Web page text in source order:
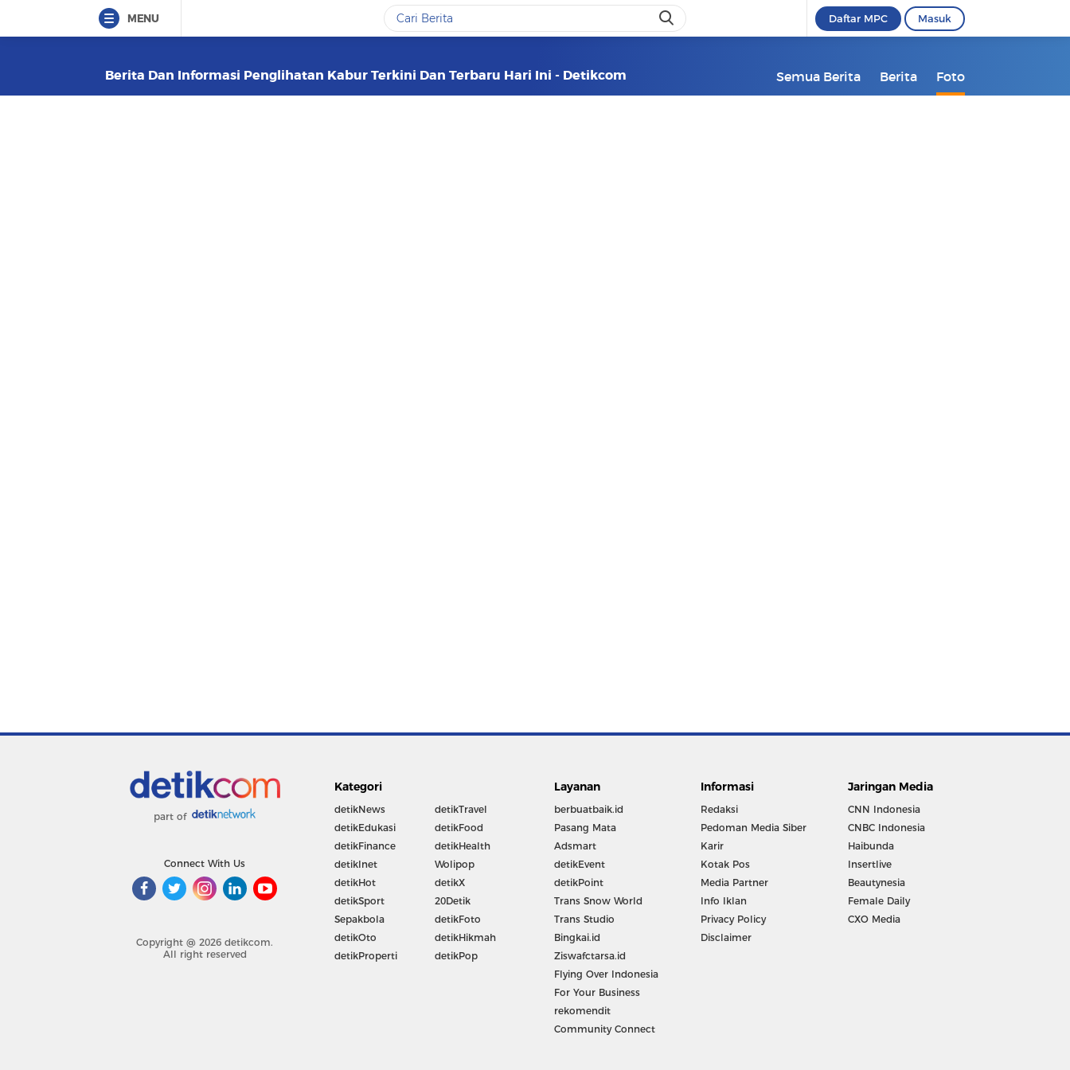
MENU Daftar MPC Masuk
Berita Dan Informasi Penglihatan Kabur Terkini Dan Terbaru Hari Ini - Detikcom Semua Berita Berita Foto
part of
Connect With Us
Copyright @ 2026 detikcom.
All right reserved
Kategori
detikNews
detikEdukasi
detikFinance
detikInet
detikHot
detikSport
Sepakbola
detikOto
detikProperti
detikTravel
detikFood
detikHealth
Wolipop
detikX
20Detik
detikFoto
detikHikmah
detikPop
Layanan
berbuatbaik.id
Pasang Mata
Adsmart
detikEvent
detikPoint
Trans Snow World
Trans Studio
Bingkai.id
Ziswafctarsa.id
Flying Over Indonesia
For Your Business
rekomendit
Community Connect
Informasi
Redaksi
Pedoman Media Siber
Karir
Kotak Pos
Media Partner
Info Iklan
Privacy Policy
Disclaimer
Jaringan Media
CNN Indonesia
CNBC Indonesia
Haibunda
Insertlive
Beautynesia
Female Daily
CXO Media